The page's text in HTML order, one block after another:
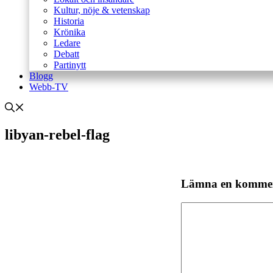
Kultur, nöje & vetenskap
Historia
Krönika
Ledare
Debatt
Partinytt
Blogg
Webb-TV
libyan-rebel-flag
Lämna en